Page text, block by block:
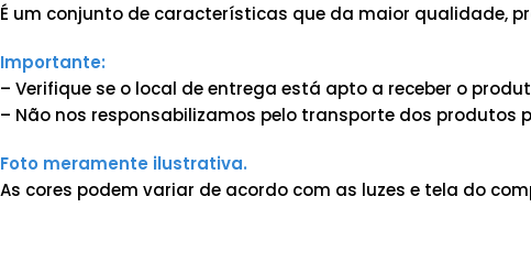
É um conjunto de características que da maior qualidade,
Importante:
– Verifique se o local de entrega está apto a receber o
– Não nos responsabilizamos pelo transporte dos produtos
Foto meramente ilustrativa.
As cores podem variar de acordo com as luzes e tela do